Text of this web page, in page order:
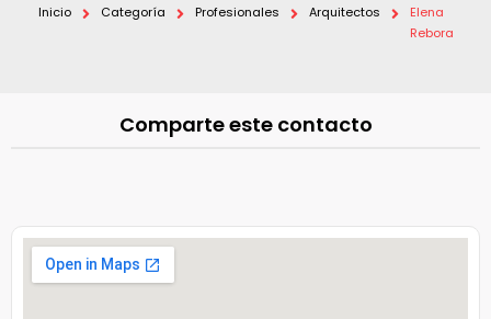
Inicio Categoría Profesionales Arquitectos
Elena
Rebora
Comparte este contacto